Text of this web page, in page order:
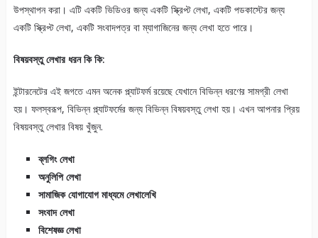
উপস্থাপন করা। এটি একটি ভিডিওর জন্য একটি স্ক্রিপ্ট লেখা, একটি পডকাস্টের জন্য
একটি স্ক্রিপ্ট লেখা, একটি সংবাদপত্র বা ম্যাগাজিনের জন্য লেখা হতে পারে।
বিষয়বস্তু লেখার ধরন কি কি:
ইন্টারনেটের এই জগতে এমন অনেক প্ল্যাটফর্ম রয়েছে যেখানে বিভিন্ন ধরণের সামগ্রী লেখা
হয়। ফলস্বরূপ, বিভিন্ন প্ল্যাটফর্মের জন্য বিভিন্ন বিষয়বস্তু লেখা হয়। এখন আপনার প্রিয়
বিষয়বস্তু লেখার বিষয় খুঁজুন.
ব্লগিং লেখা
অনুলিপি লেখা
সামাজিক যোগাযোগ মাধ্যমে লেখালেখি
সংবাদ লেখা
বিশেষজ্ঞ লেখা